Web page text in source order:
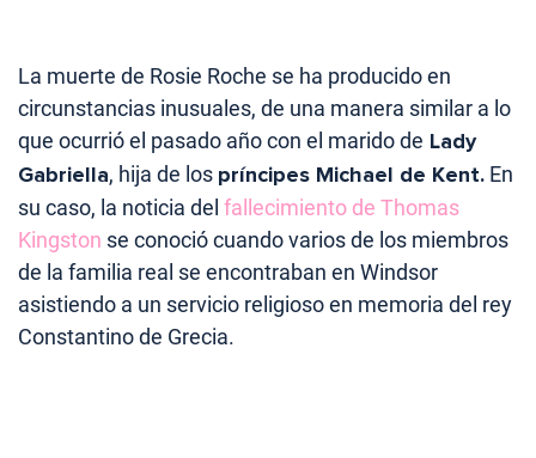
La muerte de Rosie Roche se ha producido en
circunstancias inusuales, de una manera similar a lo
que ocurrió el pasado año con el marido de Lady
Gabriella, hija de los príncipes Michael de Kent. En
su caso, la noticia del fallecimiento de Thomas
Kingston se conoció cuando varios de los miembros
de la familia real se encontraban en Windsor
asistiendo a un servicio religioso en memoria del rey
Constantino de Grecia.